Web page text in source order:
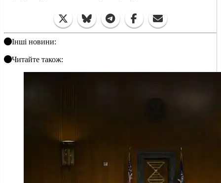
Інші новини:
Читайте також: